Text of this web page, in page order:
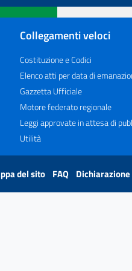
Collegamenti veloci
Costituzione e Codici
Elenco atti per data di
Gazzetta Ufficiale
Motore federato regionale
Leggi approvate in attesa di
Utilità
del sito FAQ